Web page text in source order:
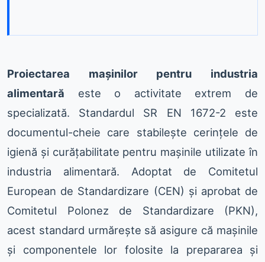
Proiectarea mașinilor pentru industria
alimentară este o activitate extrem de
specializată. Standardul SR EN 1672-2 este
documentul-cheie care stabilește cerințele de
igienă și curățabilitate pentru mașinile utilizate în
industria alimentară. Adoptat de Comitetul
European de Standardizare (CEN) și aprobat de
Comitetul Polonez de Standardizare (PKN),
acest standard urmărește să asigure că mașinile
și componentele lor folosite la prepararea și